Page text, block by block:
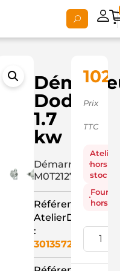
Dodge
1.7
kw
Démarreur
M0T21271+
Référence
AtelierD
:
3013572
Prix
TTC
Atelier
hors
stock
hors